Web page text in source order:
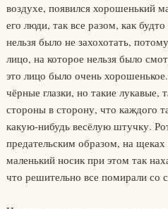
воздухе, появился хорошенький
его люди, так все разом, как
нельзя было не захохотать,
лицо, на которое нельзя было
это лицо было очень
чёрные глазки, но такие лукавые,
стороны в сторону, что каждого
какую-нибудь весёлую штучку.
предательским образом, на
маленький носик при этом так
что решительно все помирали со